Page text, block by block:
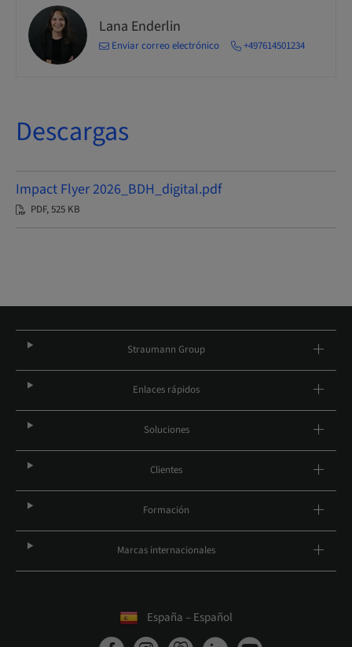
Lana Enderlin
Enviar correo electrónico +497614501234
Descargas
Impact Flyer 2026_BDH_digital.pdf
PDF, 525 KB
Straumann Group
Enlaces rápidos
Soluciones
Clientes
Formación
Marcas internacionales
España – Español